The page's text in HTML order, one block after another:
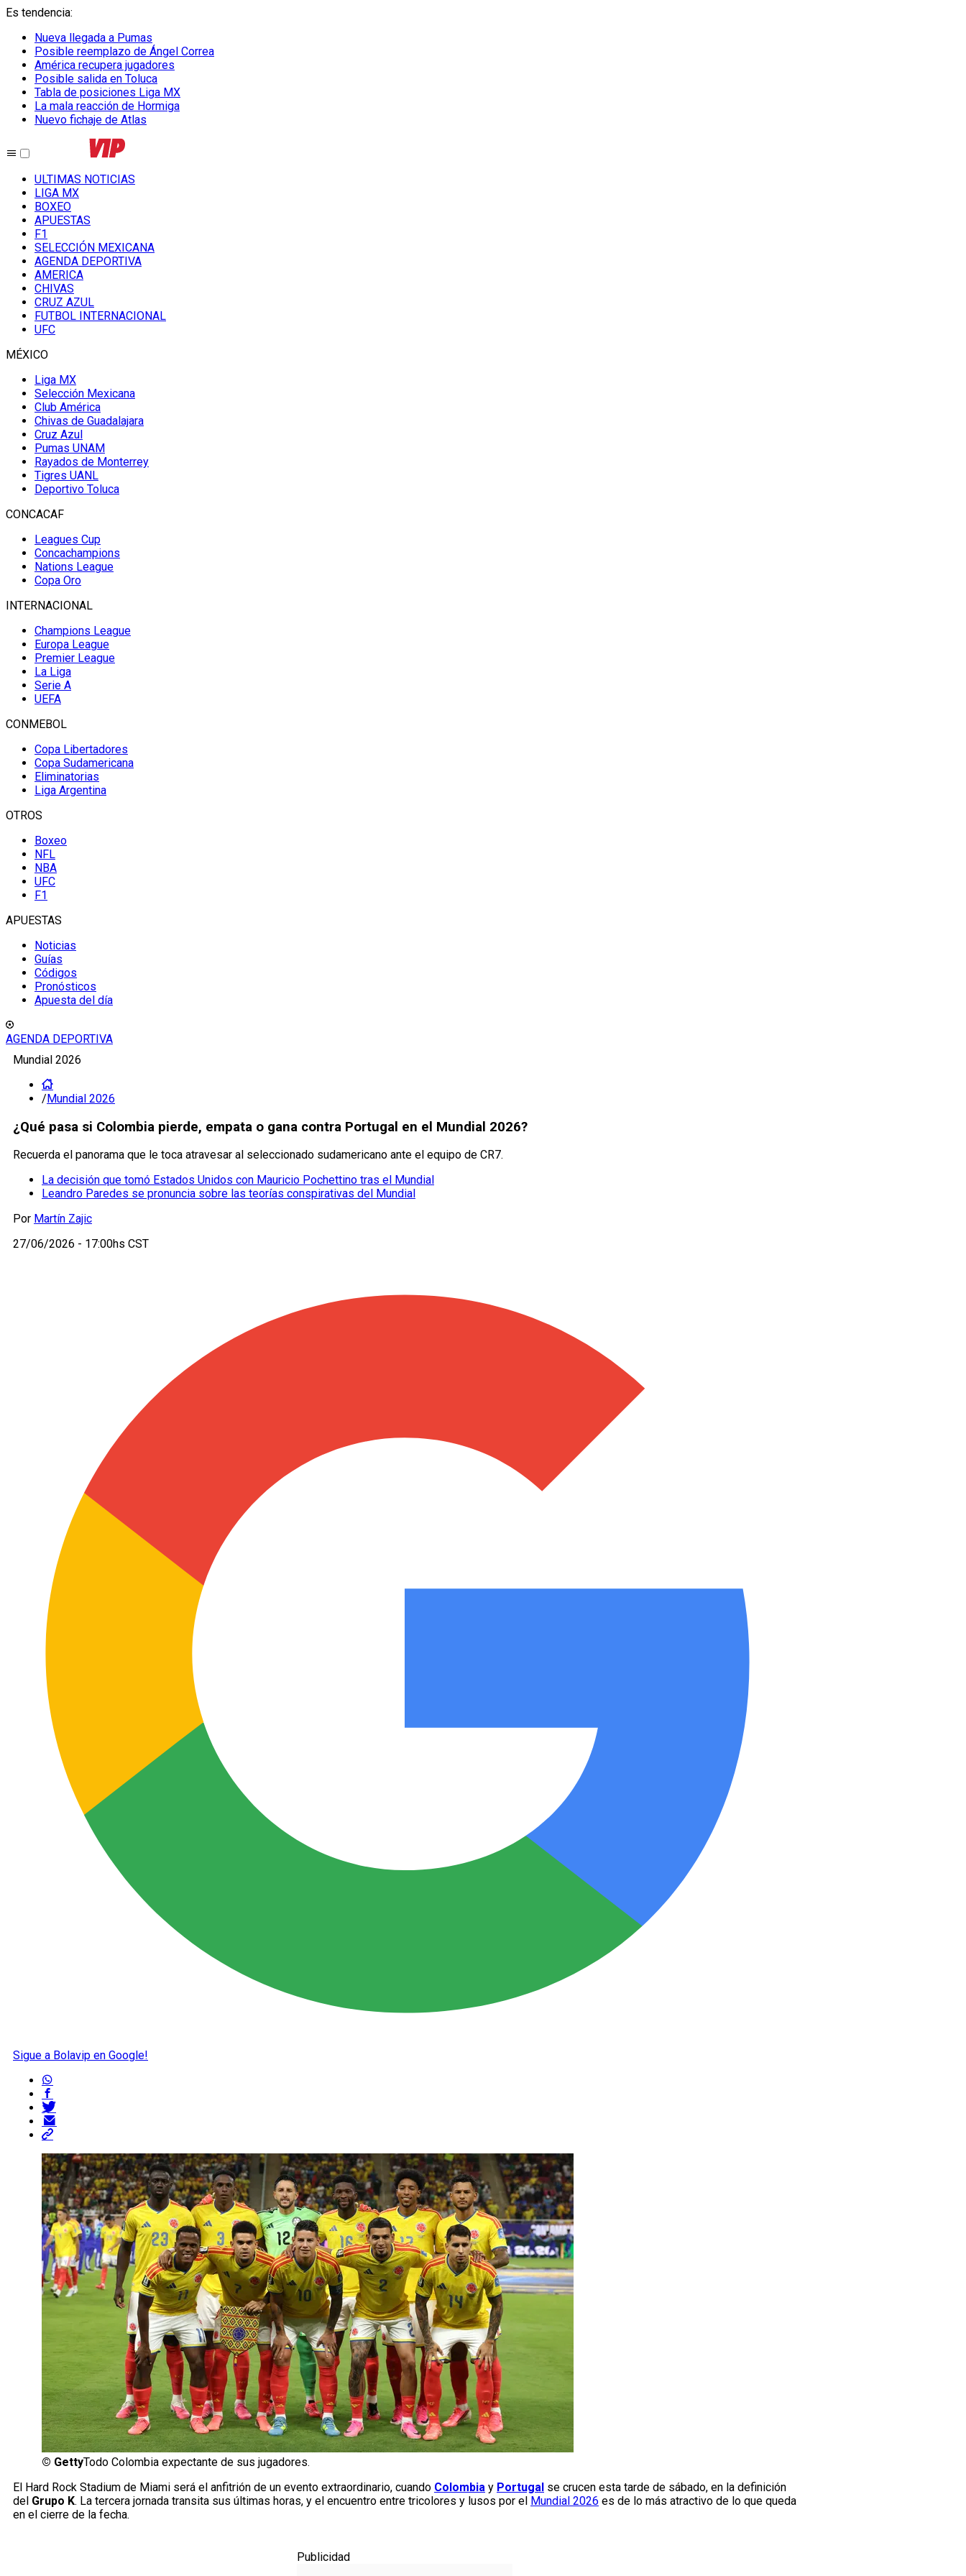
Es tendencia:
Nueva llegada a Pumas
Posible reemplazo de Ángel Correa
América recupera jugadores
Posible salida en Toluca
Tabla de posiciones Liga MX
La mala reacción de Hormiga
Nuevo fichaje de Atlas
ULTIMAS NOTICIAS
LIGA MX
BOXEO
APUESTAS
F1
SELECCIÓN MEXICANA
AGENDA DEPORTIVA
AMERICA
CHIVAS
CRUZ AZUL
FUTBOL INTERNACIONAL
UFC
MÉXICO
Liga MX
Selección Mexicana
Club América
Chivas de Guadalajara
Cruz Azul
Pumas UNAM
Rayados de Monterrey
Tigres UANL
Deportivo Toluca
CONCACAF
Leagues Cup
Concachampions
Nations League
Copa Oro
INTERNACIONAL
Champions League
Europa League
Premier League
La Liga
Serie A
UEFA
CONMEBOL
Copa Libertadores
Copa Sudamericana
Eliminatorias
Liga Argentina
OTROS
Boxeo
NFL
NBA
UFC
F1
APUESTAS
Noticias
Guías
Códigos
Pronósticos
Apuesta del día
AGENDA DEPORTIVA
Mundial 2026
/Mundial 2026
¿Qué pasa si Colombia pierde, empata o gana contra Portugal en el Mundial 2026?
Recuerda el panorama que le toca atravesar al seleccionado sudamericano ante el equipo de CR7.
La decisión que tomó Estados Unidos con Mauricio Pochettino tras el Mundial
Leandro Paredes se pronuncia sobre las teorías conspirativas del Mundial
Por Martín Zajic
27/06/2026 - 17:00hs CST
Sigue a Bolavip en Google!
© GettyTodo Colombia expectante de sus jugadores.
El Hard Rock Stadium de Miami será el anfitrión de un evento extraordinario, cuando Colombia y Portugal se crucen esta tarde de sábado, en la definición
del Grupo K. La tercera jornada transita sus últimas horas, y el encuentro entre tricolores y lusos por el Mundial 2026 es de lo más atractivo de lo que queda
en el cierre de la fecha.
Publicidad